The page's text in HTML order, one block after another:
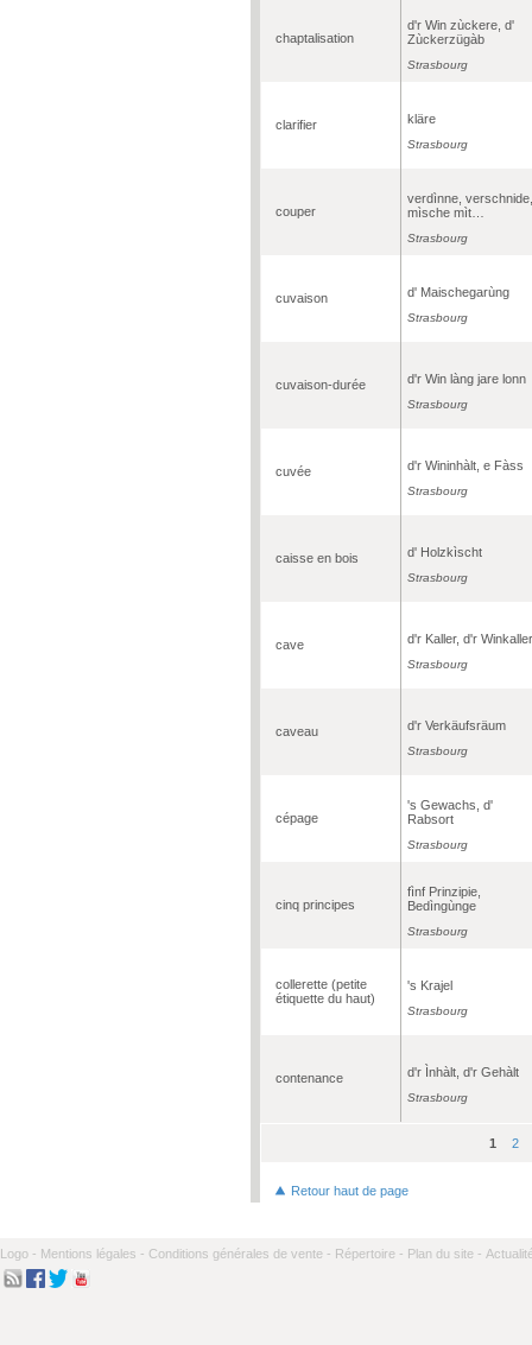
chaptalisation
d'r Win zùckere, d'
Zùckerzügàb
Strasbourg
clarifier kläre
Strasbourg
couper
verdìnne, verschnide,
mìsche mìt…
Strasbourg
cuvaison d' Maischegarùng
Strasbourg
cuvaison-durée d'r Win làng jare lonn
Strasbourg
cuvée d'r Wininhàlt, e Fàss
Strasbourg
caisse en bois d' Holzkìscht
Strasbourg
cave d'r Kaller, d'r Winkaller
Strasbourg
caveau d'r Verkäufsräum
Strasbourg
cépage
's Gewachs, d'
Rabsort
Strasbourg
cinq principes
fìnf Prinzipie,
Bedìngùnge
Strasbourg
collerette (petite
étiquette du haut)
's Krajel
Strasbourg
contenance d'r Ìnhàlt, d'r Gehàlt
Strasbourg
1 2
Retour haut de page
Logo - Mentions légales - Conditions générales de vente - Répertoire - Plan du site -